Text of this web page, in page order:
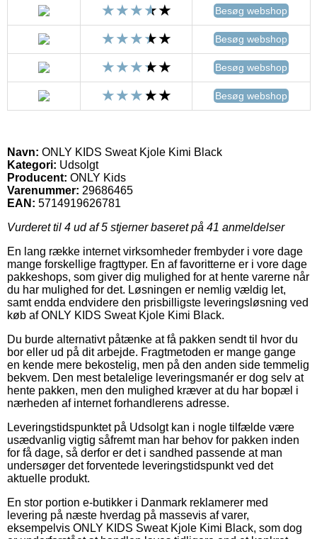
Besøg webshop
Besøg webshop
Besøg webshop
Besøg webshop
Navn: ONLY KIDS Sweat Kjole Kimi Black
Kategori: Udsolgt
Producent: ONLY Kids
Varenummer: 29686465
EAN: 5714919626781
Vurderet til 4 ud af 5 stjerner baseret på 41 anmeldelser
En lang række internet virksomheder frembyder i vore dage
mange forskellige fragttyper. En af favoritterne er i vore dage
pakkeshops, som giver dig mulighed for at hente varerne når
du har mulighed for det. Løsningen er nemlig vældig let,
samt endda endvidere den prisbilligste leveringsløsning ved
køb af ONLY KIDS Sweat Kjole Kimi Black.
Du burde alternativt påtænke at få pakken sendt til hvor du
bor eller ud på dit arbejde. Fragtmetoden er mange gange
en kende mere bekostelig, men på den anden side temmelig
bekvem. Den mest betalelige leveringsmanér er dog selv at
hente pakken, men den mulighed kræver at du har bopæl i
nærheden af internet forhandlerens adresse.
Leveringstidspunktet på Udsolgt kan i nogle tilfælde være
usædvanlig vigtig såfremt man har behov for pakken inden
for få dage, så derfor er det i sandhed passende at man
undersøger det forventede leveringstidspunkt ved det
aktuelle produkt.
En stor portion e-butikker i Danmark reklamerer med
levering på næste hverdag på massevis af varer,
eksempelvis ONLY KIDS Sweat Kjole Kimi Black, som dog